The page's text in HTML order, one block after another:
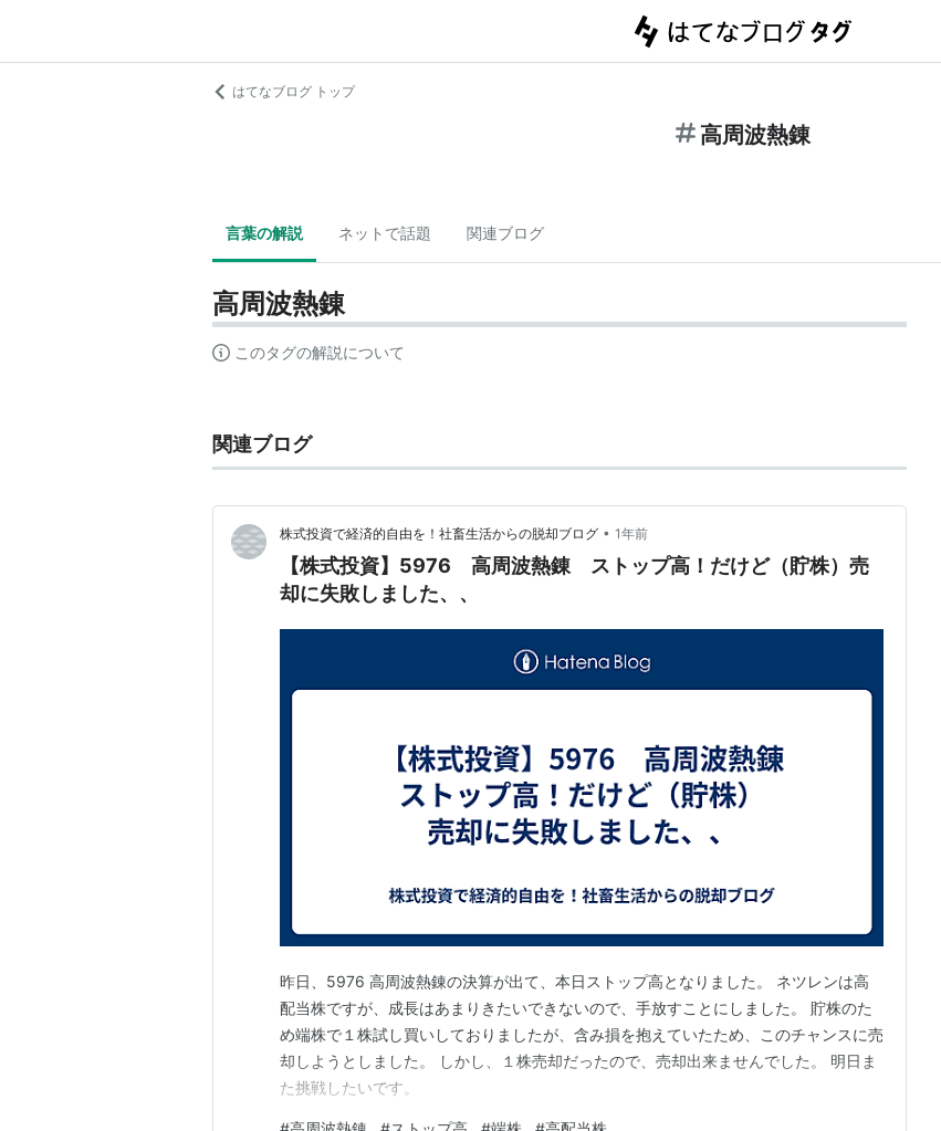
はてなブログ トップ
高周波熱錬
言葉の解説 ネットで話題 関連ブログ
高周波熱錬
このタグの解説について
関連ブログ
株式投資で経済的自由を！社畜生活からの脱却ブログ • 1年前
【株式投資】5976 高周波熱錬 ストップ高！だけど（貯株）売
却に失敗しました、、
昨日、5976 高周波熱錬の決算が出て、本日ストップ高となりました。 ネツレンは高
配当株ですが、成長はあまりきたいできないので、手放すことにしました。 貯株のた
め端株で１株試し買いしておりましたが、含み損を抱えていたため、このチャンスに売
却しようとしました。 しかし、１株売却だったので、売却出来ませんでした。 明日ま
た挑戦したいです。